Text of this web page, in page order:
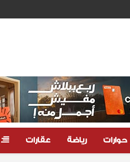
حوارات رياضة عقارات